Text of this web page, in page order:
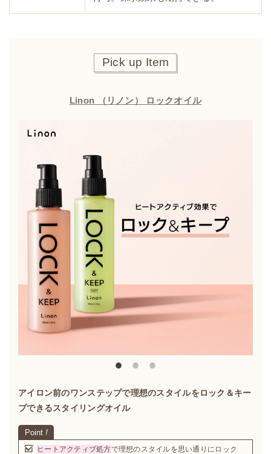
Pick up Item
Linon （リノン） ロックオイル
アイロン前のワンステップで理想のスタイルをロック＆キー
プできるスタイリングオイル
Point !
ヒートアクティブ処方で理想のスタイルを思い通りにロック